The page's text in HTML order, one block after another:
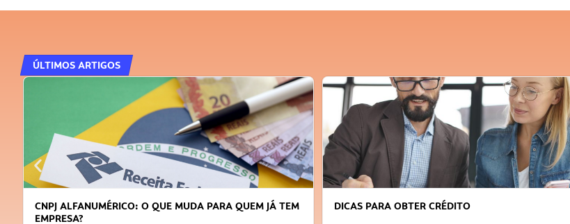
ÚLTIMOS ARTIGOS
DICAS PARA OBTER CRÉDITO
FAÇA A DIFERENÇA: SEJA SUSTENTÁVEL, SEJA